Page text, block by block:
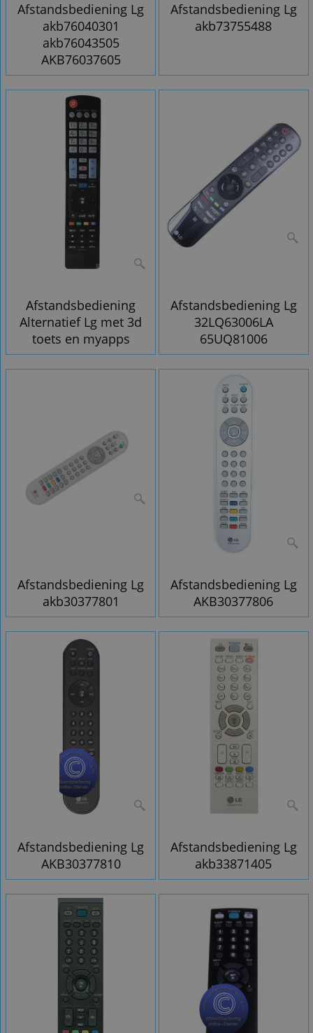
Afstandsbediening Lg
akb76040301
akb76043505
AKB76037605
Afstandsbediening Lg
akb73755488
Afstandsbediening
Alternatief Lg met 3d
toets en myapps
Afstandsbediening Lg
32LQ63006LA
65UQ81006
Afstandsbediening Lg
akb30377801
Afstandsbediening Lg
AKB30377806
Afstandsbediening Lg
AKB30377810
Afstandsbediening Lg
akb33871405